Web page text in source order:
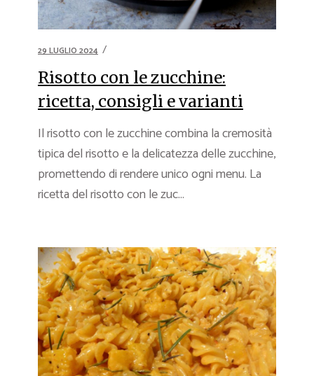
29 LUGLIO 2024
Risotto con le zucchine:
ricetta, consigli e varianti
Il risotto con le zucchine combina la cremosità
tipica del risotto e la delicatezza delle zucchine,
promettendo di rendere unico ogni menu. La
ricetta del risotto con le zuc...